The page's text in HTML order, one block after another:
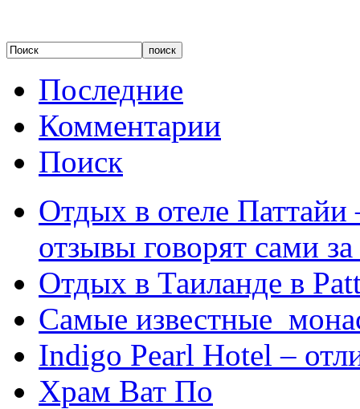
Последние
Комментарии
Поиск
Отдых в отеле
отзывы говорят сами за
Отдых в Таиланде в
Самые известные
Indigo Pearl Hotel –
Храм Ват По